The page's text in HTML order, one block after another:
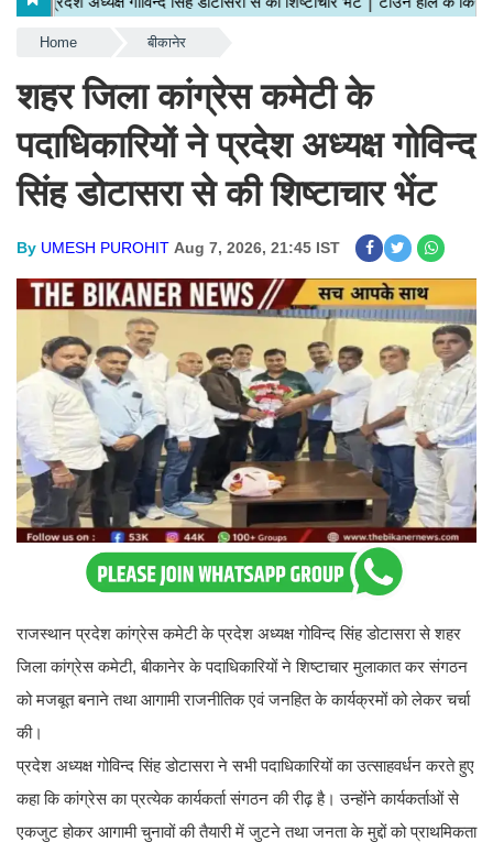
Home बीकानेर
शहर जिला कांग्रेस कमेटी के
पदाधिकारियों ने प्रदेश अध्यक्ष गोविन्द
सिंह डोटासरा से की शिष्टाचार भेंट
By UMESH PUROHIT Aug 7, 2026, 21:45 IST
राजस्थान प्रदेश कांग्रेस कमेटी के प्रदेश अध्यक्ष गोविन्द सिंह डोटासरा से शहर
जिला कांग्रेस कमेटी, बीकानेर के पदाधिकारियों ने शिष्टाचार मुलाकात कर संगठन
को मजबूत बनाने तथा आगामी राजनीतिक एवं जनहित के कार्यक्रमों को लेकर चर्चा
की।
प्रदेश अध्यक्ष गोविन्द सिंह डोटासरा ने सभी पदाधिकारियों का उत्साहवर्धन करते हुए
कहा कि कांग्रेस का प्रत्येक कार्यकर्ता संगठन की रीढ़ है। उन्होंने कार्यकर्ताओं से
एकजुट होकर आगामी चुनावों की तैयारी में जुटने तथा जनता के मुद्दों को प्राथमिकता